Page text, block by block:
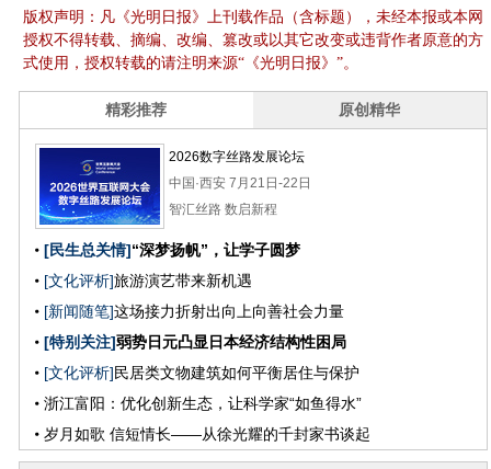
版权声明：凡《光明日报》上刊载作品（含标题），未经本报或本网
授权不得转载、摘编、改编、篡改或以其它改变或违背作者原意的方
式使用，授权转载的请注明来源“《光明日报》”。